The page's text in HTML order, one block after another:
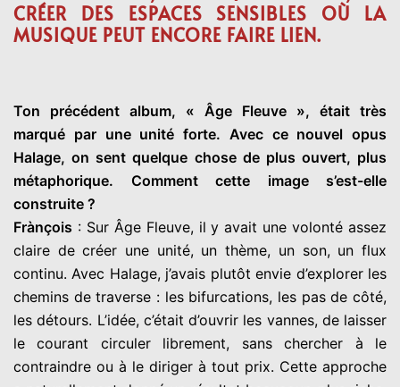
CRÉER DES ESPACES SENSIBLES OÙ LA
MUSIQUE PEUT ENCORE FAIRE LIEN.
Ton précédent album, « Âge Fleuve », était très
marqué par une unité forte. Avec ce nouvel opus
Halage, on sent quelque chose de plus ouvert, plus
métaphorique. Comment cette image s’est-elle
construite ?
Frànçois : Sur Âge Fleuve, il y avait une volonté assez
claire de créer une unité, un thème, un son, un flux
continu. Avec Halage, j’avais plutôt envie d’explorer les
chemins de traverse : les bifurcations, les pas de côté,
les détours. L’idée, c’était d’ouvrir les vannes, de laisser
le courant circuler librement, sans chercher à le
contraindre ou à le diriger à tout prix. Cette approche